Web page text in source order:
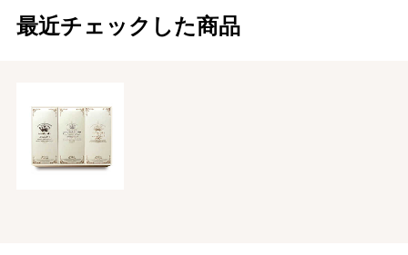
最近チェックした商品